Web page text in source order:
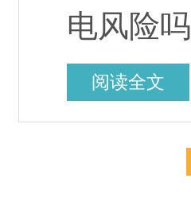
电风险吗
阅读全文